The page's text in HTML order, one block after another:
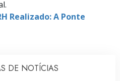
Realizado: A Ponte
DE NOTÍCIAS